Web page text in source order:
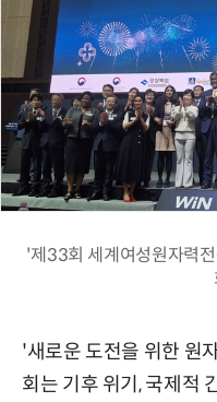
'제33회 세계여성원자력
'새로운 도전을 위한 원
회는 기후 위기, 국제적